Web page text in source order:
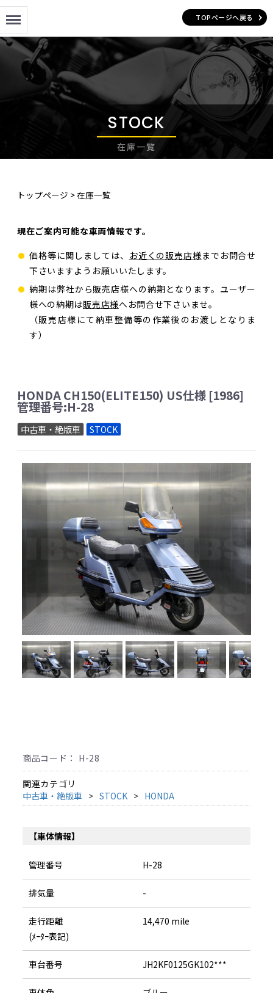
STOCK
在庫一覧
トップページ >在庫一覧
現在ご案内可能な車両情報です。
価格等に関しましては、
お近くの販売店様までお問合せ
下さいますようお願いいたします。
納期は弊社から販売店様への納期となります。ユーザー
様への納期は販売店様へお問合せ下さいませ。
（販売店様にて納車整備等の作業後のお渡しとなりま
す）
HONDA CH150(ELITE150) US仕様 [1986]
管理番号:H-28
中古車・絶版車 STOCK
商品コード： H-28
関連カテゴリ
中古車・絶版車
STOCK HONDA
【車体情報】
管理番号 H-28
排気量 -
走行距離
(ﾒｰﾀｰ表記)
14,470 mile
車台番号 JH2KF0125GK102***
TOPページへ戻る